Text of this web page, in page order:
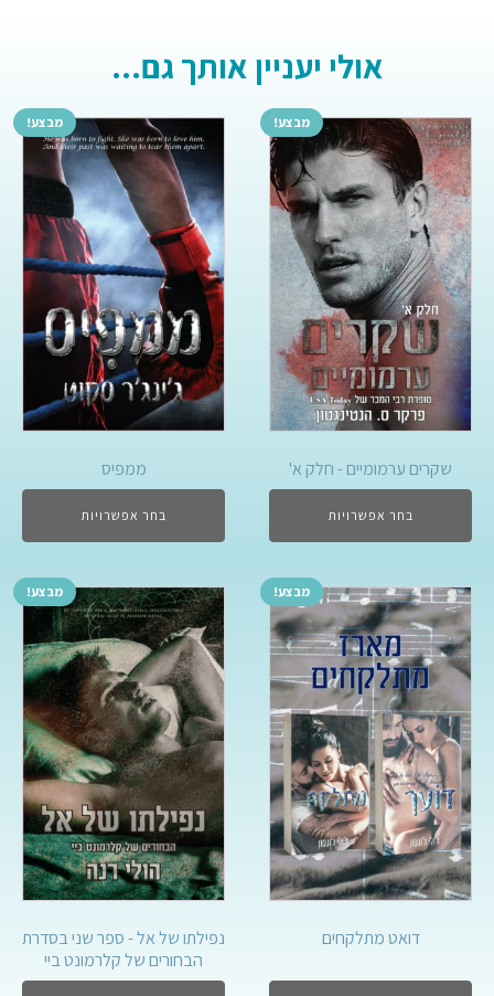
אולי יעניין אותך גם...
מבצע!
שקרים ערמומיים - חלק א'
בחר אפשרויות
מבצע!
ממפיס
בחר אפשרויות
מבצע!
דואט מתלקחים
מבצע!
נפילתו של אל - ספר שני בסדרת
הבחורים של קלרמונט ביי